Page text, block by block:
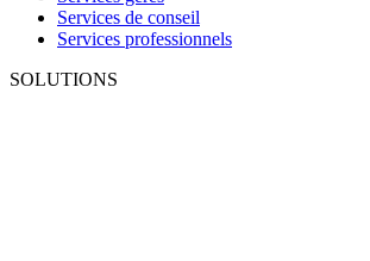
Services de conseil
Services professionnels
SOLUTIONS